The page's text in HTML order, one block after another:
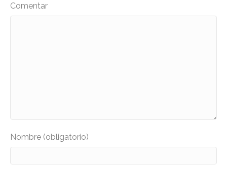
Comentar
Nombre (obligatorio)